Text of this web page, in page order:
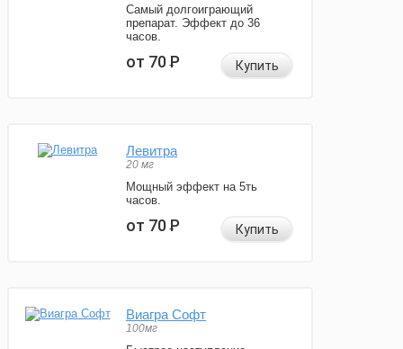
Самый долгоиграющий
препарат. Эффект до 36
часов.
от 70Р Купить
Левитра
20 мг
Мощный эффект на 5ть
часов.
от 70Р Купить
Виагра Софт
100мг